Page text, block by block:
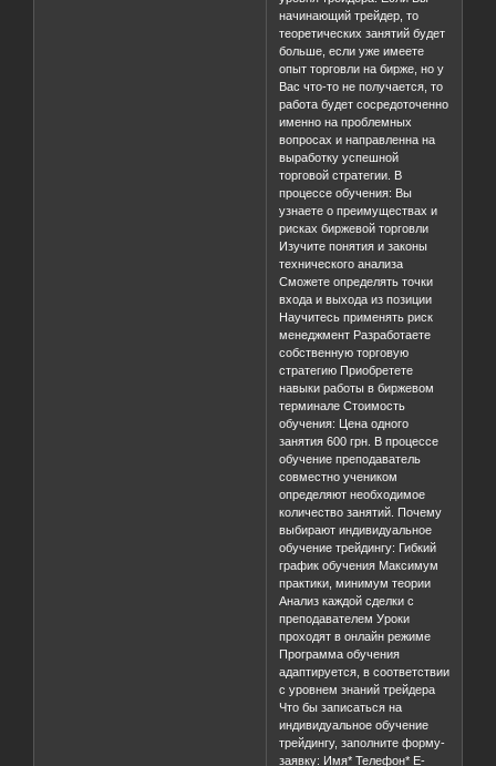
начинающий трейдер, то
теоретических занятий будет
больше, если уже имеете
опыт торговли на бирже, но у
Вас что-то не получается, то
работа будет сосредоточенно
именно на проблемных
вопросах и направленна на
выработку успешной
торговой стратегии. В
процессе обучения: Вы
узнаете о преимуществах и
рисках биржевой торговли
Изучите понятия и законы
технического анализа
Сможете определять точки
входа и выхода из позиции
Научитесь применять риск
менеджмент Разработаете
собственную торговую
стратегию Приобретете
навыки работы в биржевом
терминале Стоимость
обучения: Цена одного
занятия 600 грн. В процессе
обучение преподаватель
совместно учеником
определяют необходимое
количество занятий. Почему
выбирают индивидуальное
обучение трейдингу: Гибкий
график обучения Максимум
практики, минимум теории
Анализ каждой сделки с
преподавателем Уроки
проходят в онлайн режиме
Программа обучения
адаптируется, в соответствии
с уровнем знаний трейдера
Что бы записаться на
индивидуальное обучение
трейдингу, заполните форму-
заявку: Имя* Телефон* E-